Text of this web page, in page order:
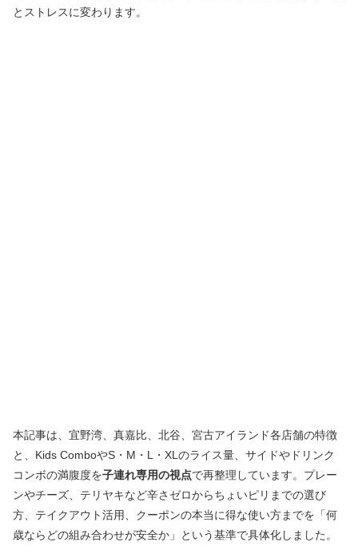
とストレスに変わります。
本記事は、宜野湾、真嘉比、北谷、宮古アイランド各店舗の特徴
と、Kids ComboやS・M・L・XLのライス量、サイドやドリンク
コンボの満腹度を子連れ専用の視点で再整理しています。プレー
ンやチーズ、テリヤキなど辛さゼロからちょいピリまでの選び
方、テイクアウト活用、クーポンの本当に得な使い方までを「何
歳ならどの組み合わせが安全か」という基準で具体化しました。